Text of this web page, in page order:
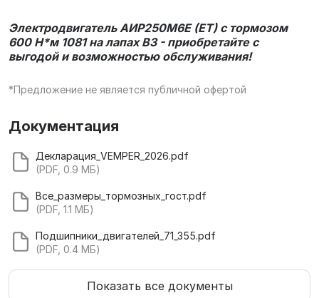
Электродвигатель АИР250М6E (ET) с тормозом
600 Н*м 1081 на лапах В3 - приобретайте с
выгодой и возможностью обслуживания!
*Предложение не является публичной офертой
Документация
Декларация_VEMPER_2026.pdf
(PDF, 0.9 МБ)
Все_размеры_тормозных_гост.pdf
(PDF, 1.1 МБ)
Подшипники_двигателей_71_355.pdf
(PDF, 0.4 МБ)
Показать все документы